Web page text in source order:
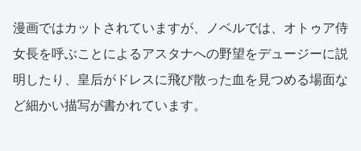
漫画ではカットされていますが、ノベルでは、オトゥア侍
女長を呼ぶことによるアスタナへの野望をデュージーに説
明したり、皇后がドレスに飛び散った血を見つめる場面な
ど細かい描写が書かれています。